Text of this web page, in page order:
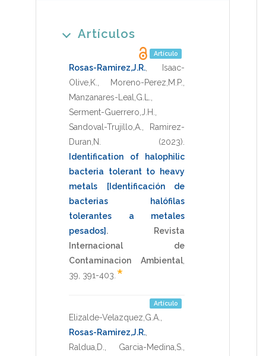
Artículos
Artículo
Rosas-Ramirez,J.R.
Isaac-
Olive,K.
Moreno-Perez,M.P.
Manzanares-Leal,G.L.
Serment-Guerrero,J.H.
Sandoval-Trujillo,A.
Ramirez-
Duran,N.
(2023)
Identification of halophilic
bacteria tolerant to heavy
metals [Identificación de
bacterias halófilas
tolerantes a metales
pesados] .
Revista
Internacional de
Contaminacion Ambiental
39 391-403 *
Artículo
Elizalde-Velazquez,G.A.
Rosas-Ramirez,J.R.
Raldua,D.
Garcia-Medina,S.